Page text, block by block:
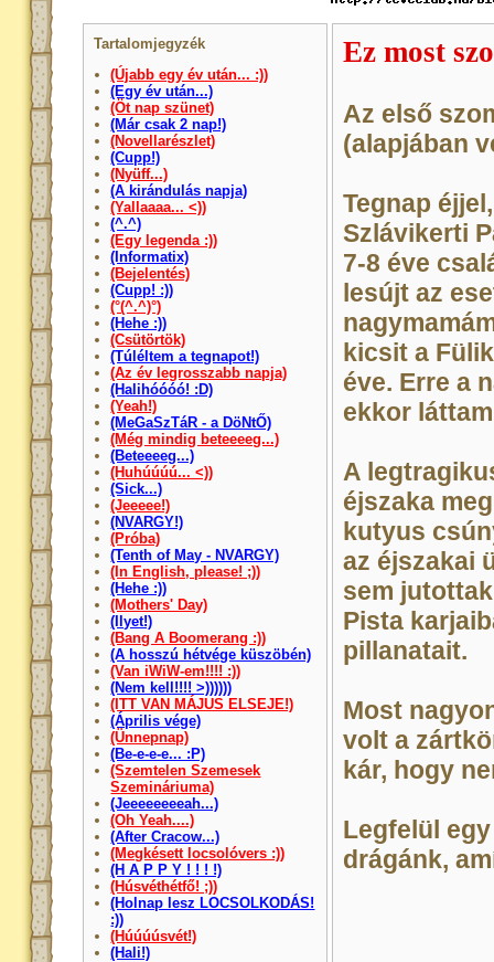
Tartalomjegyzék
(Újabb egy év után... :))
(Egy év után...)
(Öt nap szünet)
(Már csak 2 nap!)
(Novellarészlet)
(Cupp!)
(Nyüff...)
(A kirándulás napja)
(Yallaaaa... <))
(^.^)
(Egy legenda :))
(Informatix)
(Bejelentés)
(Cupp! :))
(°(^.^)°)
(Hehe :))
(Csütörtök)
(Túléltem a tegnapot!)
(Az év legrosszabb napja)
(Halihóóóó! :D)
(Yeah!)
(MeGaSzTáR - a DöNtŐ)
(Még mindig beteeeeg...)
(Beteeeeg...)
(Huhúúúú... <))
(Sick...)
(Jeeeee!)
(NVARGY!)
(Próba)
(Tenth of May - NVARGY)
(In English, please! ;))
(Hehe :))
(Mothers' Day)
(Ilyet!)
(Bang A Boomerang :))
(A hosszú hétvége küszöbén)
(Van iWiW-em!!!! :))
(Nem kell!!!! >))))))
(ITT VAN MÁJUS ELSEJE!)
(Április vége)
(Ünnepnap)
(Be-e-e-e... :P)
(Szemtelen Szemesek
Szemináriuma)
(Jeeeeeeeeah...)
(Oh Yeah....)
(After Cracow...)
(Megkésett locsolóvers :))
(H A P P Y ! ! ! !)
(Húsvéthétfő! ;))
(Holnap lesz LOCSOLKODÁS!
:))
(Húúúúsvét!)
(Hali!)
Ez most
Az első
(alapjában
Tegnap
Szlávikerti
7-8 éve
lesújt az
kicsit a
éve. Erre a
ekkor
A
éjszaka
kutyus
az éjszakai
sem
Pista
pillanatait.
Most
volt a
kár, hogy
Legfelül
drágánk,